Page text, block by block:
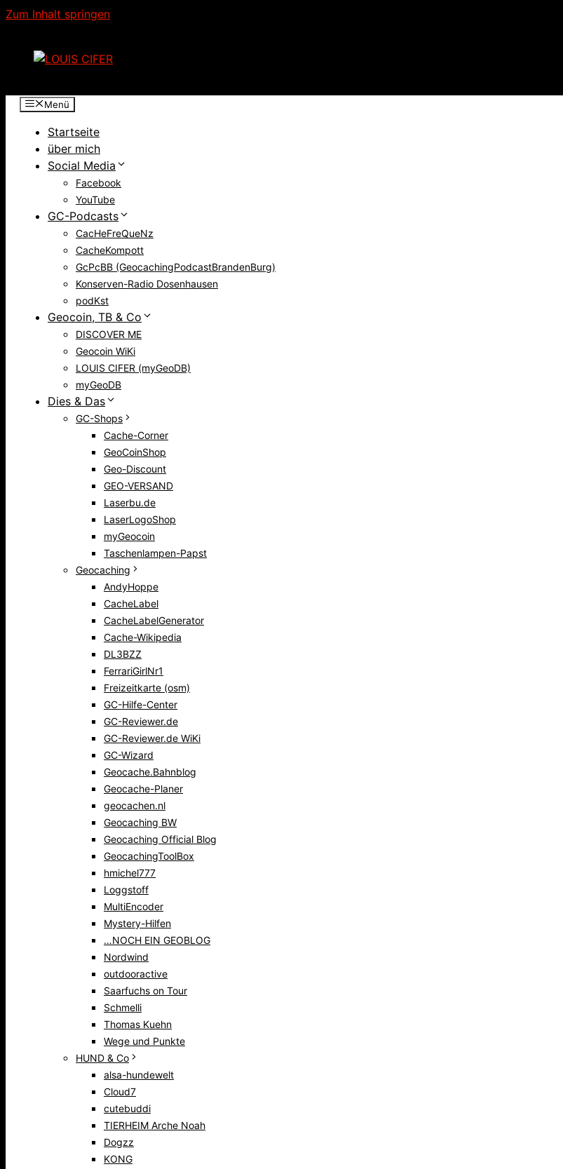
Zum Inhalt springen
Menü
Startseite
über mich
Social Media
Facebook
YouTube
GC-Podcasts
CacHeFreQueNz
CacheKompott
GcPcBB (GeocachingPodcastBrandenBurg)
Konserven-Radio Dosenhausen
podKst
Geocoin, TB & Co
DISCOVER ME
Geocoin WiKi
LOUIS CIFER (myGeoDB)
myGeoDB
Dies & Das
GC-Shops
Cache-Corner
GeoCoinShop
Geo-Discount
GEO-VERSAND
Laserbu.de
LaserLogoShop
myGeocoin
Taschenlampen-Papst
Geocaching
AndyHoppe
CacheLabel
CacheLabelGenerator
Cache-Wikipedia
DL3BZZ
FerrariGirlNr1
Freizeitkarte (osm)
GC-Hilfe-Center
GC-Reviewer.de
GC-Reviewer.de WiKi
GC-Wizard
Geocache.Bahnblog
Geocache-Planer
geocachen.nl
Geocaching BW
Geocaching Official Blog
GeocachingToolBox
hmichel777
Loggstoff
MultiEncoder
Mystery-Hilfen
…NOCH EIN GEOBLOG
Nordwind
outdooractive
Saarfuchs on Tour
Schmelli
Thomas Kuehn
Wege und Punkte
HUND & Co
alsa-hundewelt
Cloud7
cutebuddi
TIERHEIM Arche Noah
Dogzz
KONG